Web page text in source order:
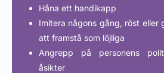
Håna ett handikapp
Imitera någons gång, röst
att framstå som löjliga
Angrepp på personens
åsikter